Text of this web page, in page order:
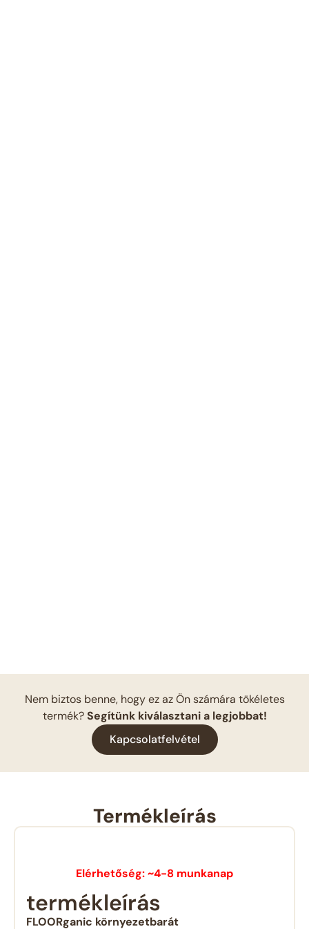
Nem biztos benne, hogy ez az Ön számára tökéletes
termék?Segítünk kiválasztani a legjobbat!
Kapcsolatfelvétel
Termékleírás
Elérhetőség: ~4-8 munkanap
termékleírás
FLOORganic környezetbarát